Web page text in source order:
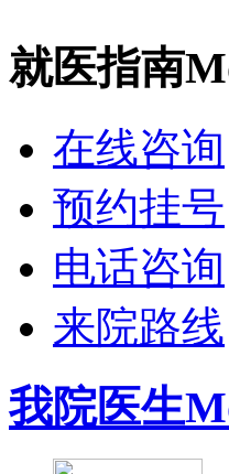
就医指南
在线咨询
预约挂号
电话咨询
来院路线
我院医生